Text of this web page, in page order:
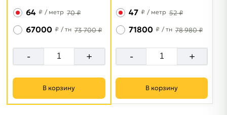
64 ₽ / метр 70 ₽
67000 ₽ / тн 73 700 ₽
- +
В корзину
47 ₽ / метр 52 ₽
71800 ₽ / тн 78 980 ₽
- +
В корзину